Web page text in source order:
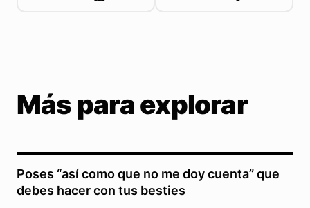
Más para explorar
Poses “así como que no me doy cuenta” que
debes hacer con tus besties